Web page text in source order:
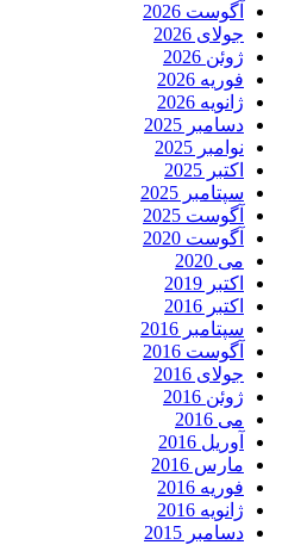
آگوست 2026
جولای 2026
ژوئن 2026
فوریه 2026
ژانویه 2026
دسامبر 2025
نوامبر 2025
اکتبر 2025
سپتامبر 2025
آگوست 2025
آگوست 2020
می 2020
اکتبر 2019
اکتبر 2016
سپتامبر 2016
آگوست 2016
جولای 2016
ژوئن 2016
می 2016
آوریل 2016
مارس 2016
فوریه 2016
ژانویه 2016
دسامبر 2015